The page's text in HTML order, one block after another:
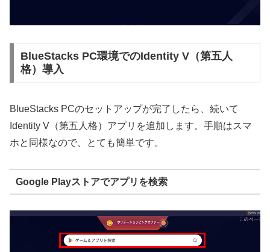
BlueStacks PC環境でのIdentity V（第五人
格）導入
BlueStacks PCのセットアップが完了したら、続いて
Identity V（第五人格）アプリを追加します。手順はスマ
ホと同様なので、とても簡単です。
Google Playストアでアプリを検索